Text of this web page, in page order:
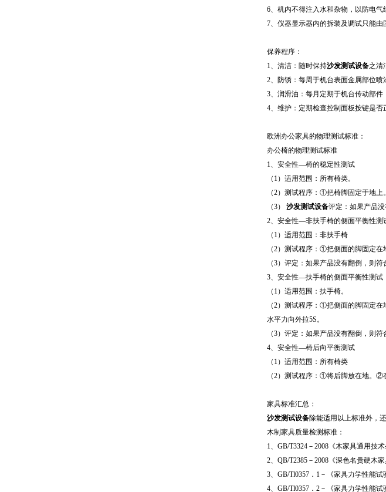
6、机内不得注入水和杂物，以防电气
7、仪器显示器内的拆装及调试只能
保养程序：
1、清洁：随时保持沙发测试设备之清
2、防锈：每周于机台表面金属部位喷
3、润滑油：每月定期于机台传动部件
4、维护：定期检查控制面板按键是否
欧洲办公家具的物理测试标准：
办公椅的物理测试标准
1、安全性—椅的稳定性测试
（1） 适用范围：所有椅类。
（2） 测试程序：①把椅脚固定于地上
（3）
沙发测试设备评定：如果产品没
2、安全性—非扶手椅的侧面平衡性测
（1） 适用范围：非扶手椅
（2） 测试程序：①把侧面的脚固定在
（3） 评定：如果产品没有翻倒，则符
3、安全性—扶手椅的侧面平衡性测试
（1） 适用范围：扶手椅。
（2） 测试程序：①把侧面的脚固定在
水平力向外拉5S。
（3） 评定：如果产品没有翻倒，则符
4、安全性—椅后向平衡测试
（1） 适用范围：所有椅类
（2） 测试程序：①将后脚放在地。②
家具标准汇总：
沙发测试设备除能适用以上标准外，
木制家具质量检测标准：
1、GB/T3324－2008《木家具通用技术
2、QB/T2385－2008《深色名贵硬木家
3、GB/Tl0357．1－《家具力学性能试
4、GB/Tl0357．2－《家具力学性能试